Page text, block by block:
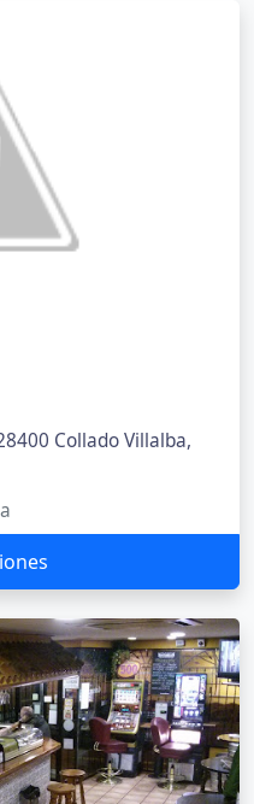
Collado Villalba,